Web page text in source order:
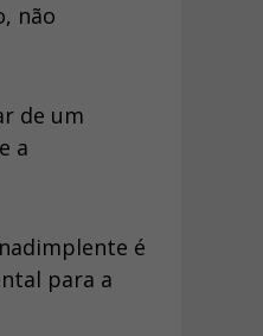
não
de um
a
é
para a